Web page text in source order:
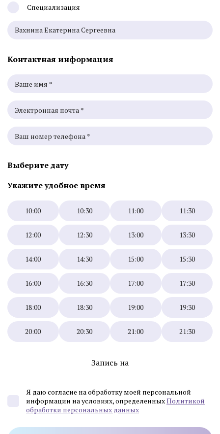
Специализация
Контактная информация
Выберите дату
Укажите удобное время
10:00 10:30 11:00 11:30
12:00 12:30 13:00 13:30
14:00 14:30 15:00 15:30
16:00 16:30 17:00 17:30
18:00 18:30 19:00 19:30
20:00 20:30 21:00 21:30
Запись на
Я даю согласие на обработку моей персональной
информации на условиях, определенныхПолитикой
обработки персональных данных